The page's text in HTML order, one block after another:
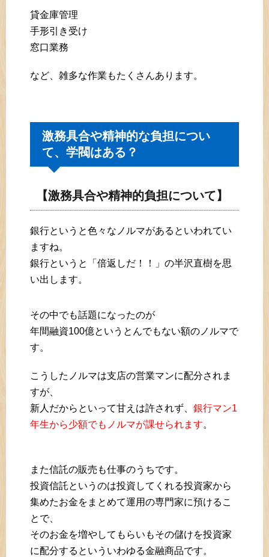
貸金庫管理
手形引き受け
窓口業務
など、雑多な作業もたくさんあります。
激務具合や精神的な負担につい
て、学閥はある？
【激務具合や精神的負担について】
銀行というと色々なノルマがあるといわれてい
ますね。
銀行というと「倍返しだ！！」の半沢直樹を思
い出します。
その中でも話題になったのが
年間融資100億というとんでもない額のノルマで
す。
こうしたノルマは支店の営業マンに配分されま
すが、
新人だからといって甘えは許されず、 銀行マン1
年生から少額でもノルマが課せられます。
また信託の販売も仕事のうちです。
投資信託というのは投資してくれる投資家から
集めたお金をまとめて運用の専門家に預けるこ
とで、
そのお金を増やしてもらいもその儲けを投資家
に配分するといういわゆる金融商品です。